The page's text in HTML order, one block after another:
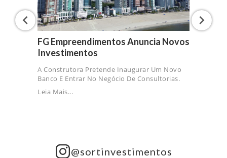
FG Empreendimentos Anuncia Novos
Investimentos
A Construtora Pretende Inaugurar Um Novo
Banco E Entrar No Negócio De Consultorias.
Leia Mais...
@sortinvestimentos